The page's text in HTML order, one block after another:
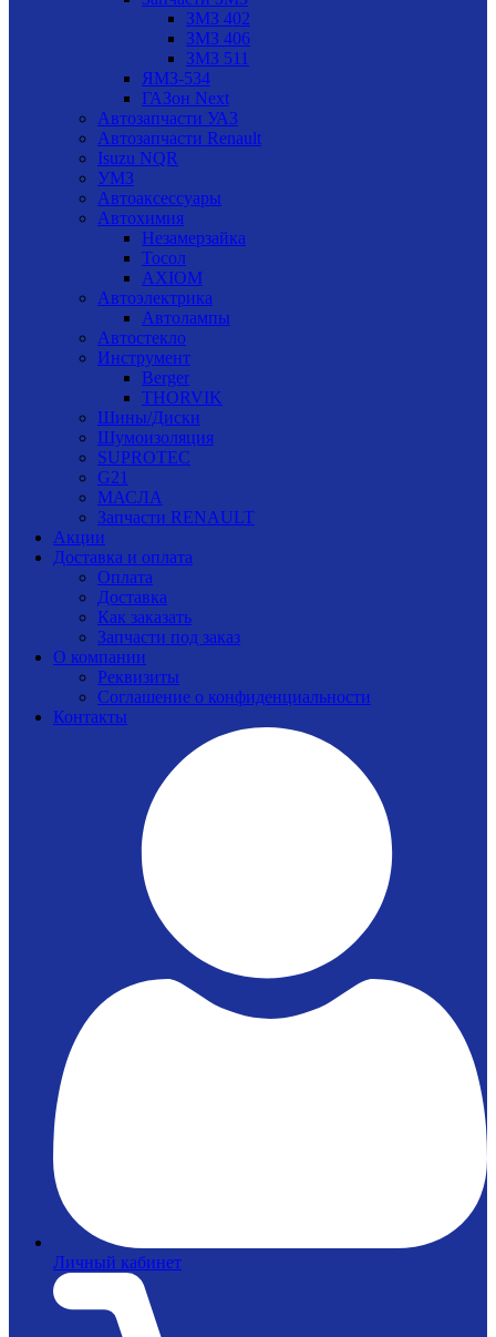
ЗМЗ 402
ЗМЗ 406
ЗМЗ 511
ЯМЗ-534
ГАЗон Next
Автозапчасти УАЗ
Автозапчасти Renault
Isuzu NQR
УМЗ
Автоаксессуары
Автохимия
Незамерзайка
Тосол
AXIOM
Автоэлектрика
Автолампы
Автостекло
Инструмент
Berger
THORVIK
Шины/Диски
Шумоизоляция
SUPROTEC
G21
МАСЛА
Запчасти RENAULT
Акции
Доставка и оплата
Оплата
Доставка
Как заказать
Запчасти под заказ
О компании
Реквизиты
Соглашение о конфиденциальности
Контакты
Личный кабинет